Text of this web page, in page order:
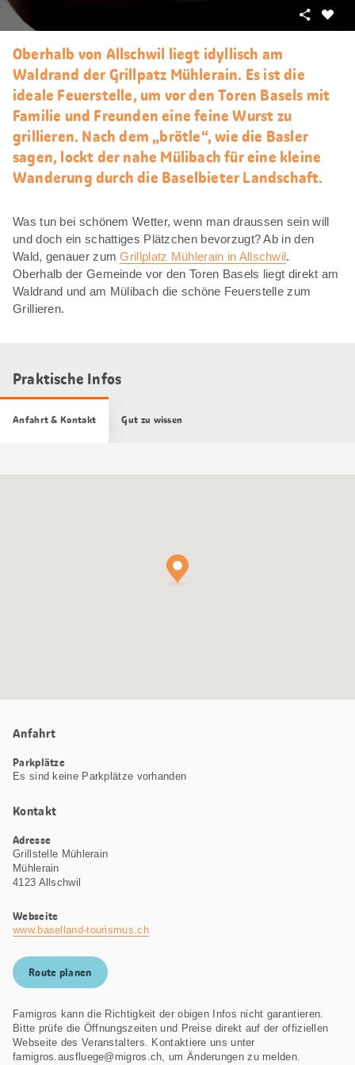
Teilen
Oberhalb von Allschwil liegt idyllisch am
Waldrand der Grillpatz Mühlerain. Es ist die
ideale Feuerstelle, um vor den Toren Basels mit
Familie und Freunden eine feine Wurst zu
grillieren. Nach dem „brötle“, wie die Basler
sagen, lockt der nahe Mülibach für eine kleine
Wanderung durch die Baselbieter Landschaft.
Was tun bei schönem Wetter, wenn man draussen sein will
und doch ein schattiges Plätzchen bevorzugt? Ab in den
Wald, genauer zumGrillplatz Mühlerain in Allschwil.
Oberhalb der Gemeinde vor den Toren Basels liegt direkt am
Waldrand und am Mülibach die schöne Feuerstelle zum
Grillieren.
Praktische Infos
Anfahrt & Kontakt Gut zu wissen
Anfahrt
Parkplätze
Es sind keine Parkplätze vorhanden
Kontakt
Adresse
Grillstelle Mühlerain
Mühlerain
4123 Allschwil
Webseite
www.baselland-tourismus.ch
Route planen
Famigros kann die Richtigkeit der obigen Infos nicht garantieren.
Bitte prüfe die Öffnungszeiten und Preise direkt auf der offiziellen
Webseite des Veranstalters. Kontaktiere uns unter
famigros.ausfluege@migros.ch, um Änderungen zu melden.